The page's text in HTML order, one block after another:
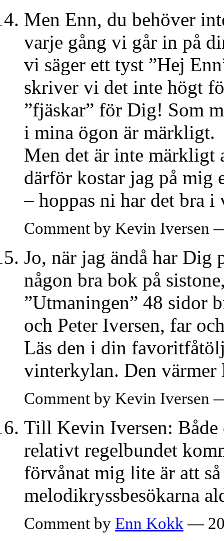
Men Enn, du behöver
varje gång vi går in på
vi säger ett tyst ”Hej
skriver vi det inte högt
”fjäskar” för Dig! Som
i mina ögon är märkligt.
Men det är inte
därför kostar jag på
– hoppas ni har det bra
Comment by Kevin Iversen
Jo, när jag ändå har Dig
någon bra bok på
”Utmaningen” 48 sidor
och Peter Iversen, far
Läs den i din
vinterkylan. Den värmer
Comment by Kevin Iversen
Till Kevin Iversen:
relativt regelbundet
förvånat mig lite är att
melodikryssbesökarna
Comment by Enn Kokk —